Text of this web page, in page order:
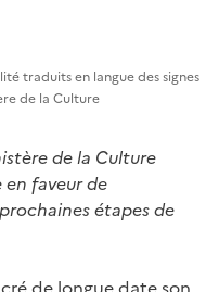
traduits en langue des signes
de la Culture
de la Culture
faveur de
étapes de